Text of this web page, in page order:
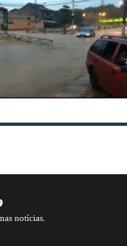
notícias.